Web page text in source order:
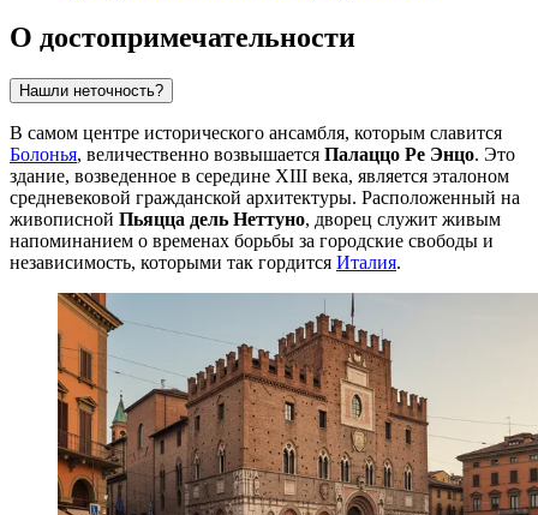
О достопримечательности
Нашли неточность?
В самом центре исторического ансамбля, которым славится
Болонья, величественно возвышается Палаццо Ре Энцо. Это
здание, возведенное в середине XIII века, является эталоном
средневековой гражданской архитектуры. Расположенный на
живописной Пьяцца дель Неттуно, дворец служит живым
напоминанием о временах борьбы за городские свободы и
независимость, которыми так гордится Италия.